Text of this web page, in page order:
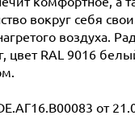
вокруг себя
воздуха.
цвет RAL 9016
от